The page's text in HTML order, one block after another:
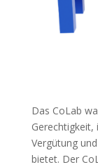
Das CoLab
Vergütung
bietet. Der